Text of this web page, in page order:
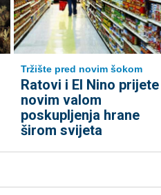
Tržište pred novim šokom
Ratovi i El Nino prijete
novim valom
poskupljenja hrane
širom svijeta